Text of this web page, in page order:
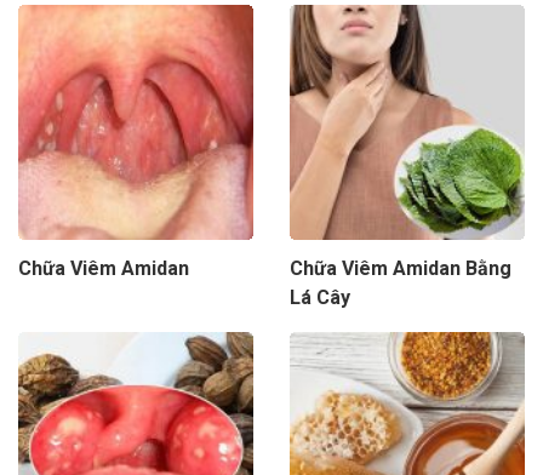
Chữa Viêm Amidan
Chữa Viêm Amidan Bằng
Lá Cây